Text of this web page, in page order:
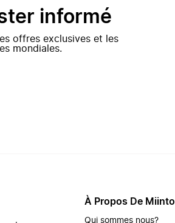
informé
offres exclusives et les
mondiales.
À Propos De Miinto
Qui sommes nous?